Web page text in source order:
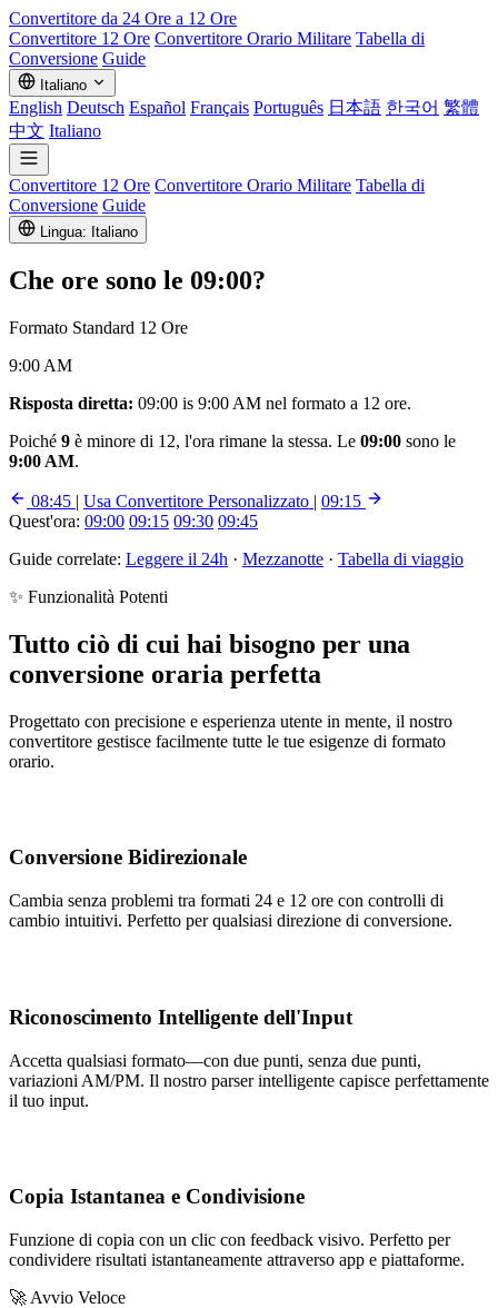
Convertitore da 24 Ore a 12 Ore
Convertitore 12 Ore Convertitore Orario Militare Tabella di
Conversione Guide
Italiano
English Deutsch Español Français Português 日本語 한국어 繁體
中文 Italiano
Convertitore 12 Ore Convertitore Orario Militare Tabella di
Conversione Guide
Lingua: Italiano
Che ore sono le 09:00?
Formato Standard 12 Ore
9:00 AM
Risposta diretta: 09:00 is 9:00 AM nel formato a 12 ore.
Poiché 9 è minore di 12, l'ora rimane la stessa. Le 09:00 sono le
9:00 AM.
08:45 | Usa Convertitore Personalizzato | 09:15
Quest'ora: 09:00 09:15 09:30 09:45
Guide correlate: Leggere il 24h · Mezzanotte · Tabella di viaggio
✨ Funzionalità Potenti
Tutto ciò di cui hai bisogno per una
conversione oraria perfetta
Progettato con precisione e esperienza utente in mente, il nostro
convertitore gestisce facilmente tutte le tue esigenze di formato
orario.
Conversione Bidirezionale
Cambia senza problemi tra formati 24 e 12 ore con controlli di
cambio intuitivi. Perfetto per qualsiasi direzione di conversione.
Riconoscimento Intelligente dell'Input
Accetta qualsiasi formato—con due punti, senza due punti,
variazioni AM/PM. Il nostro parser intelligente capisce perfettamente
il tuo input.
Copia Istantanea e Condivisione
Funzione di copia con un clic con feedback visivo. Perfetto per
condividere risultati istantaneamente attraverso app e piattaforme.
🚀 Avvio Veloce